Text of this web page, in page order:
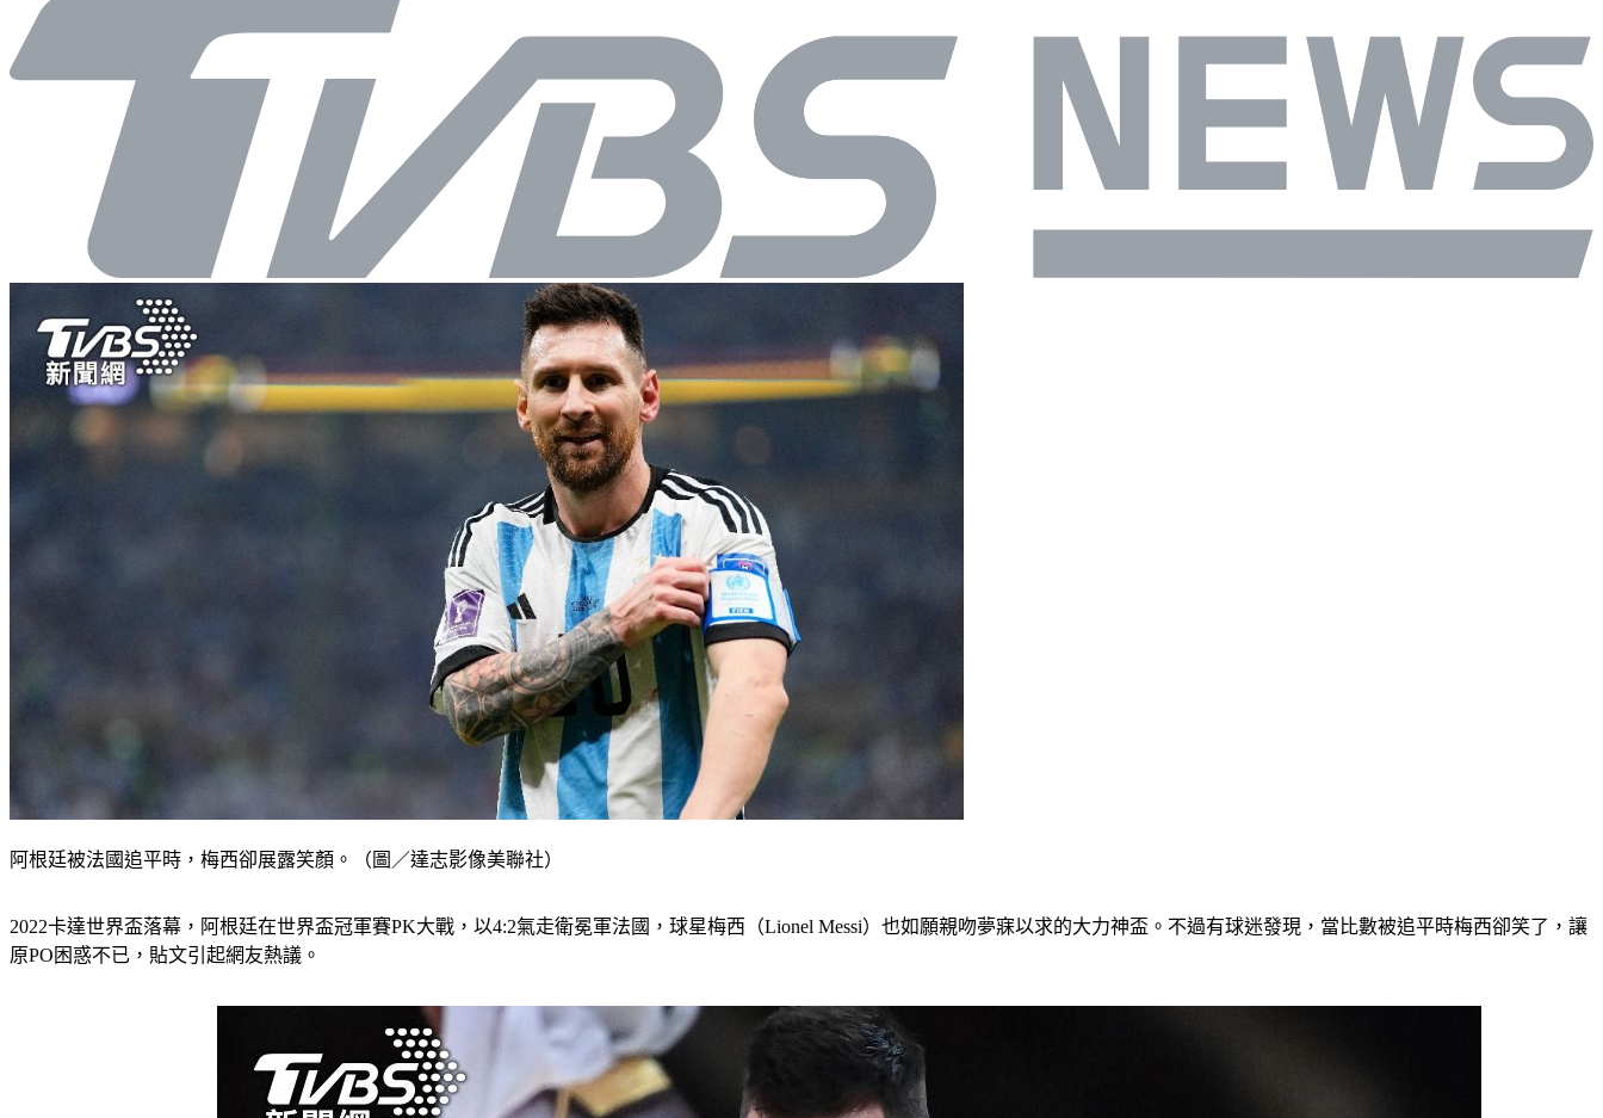
阿根廷被法國追平時，梅西卻展露笑顏。（圖／達志影像美聯社）
2022卡達世界盃落幕，阿根廷在世界盃冠軍賽PK大戰，以4:2氣走衛冕軍法國，球星梅西（Lionel Messi）也如願親吻夢寐以求的大力神盃。不過有球迷發現，當比數被追平時梅西卻笑了，讓
原PO困惑不已，貼文引起網友熱議。